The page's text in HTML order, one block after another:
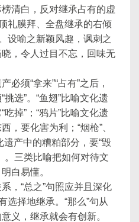
清白，反对继承占有的虚
礼膜拜、全盘继承的右倾
设喻之新颖风趣，讽刺之
，令人过目不忘，回味无
必须“拿来”“占有”之后，
选”。“鱼翅”比喻文化遗
掉”；“鸦片”比喻文化遗
，要化害为利；“烟枪”、
遗产中的糟粕部分，要“毁
。三类比喻把如何对待文
白易懂。
，“总之”句照应并且深化
选择地继承。“那么”句从
义，继承就会有创新。